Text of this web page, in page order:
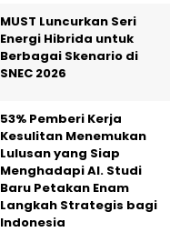
MUST Luncurkan Seri
Energi Hibrida untuk
Berbagai Skenario di
SNEC 2026
53% Pemberi Kerja
Kesulitan Menemukan
Lulusan yang Siap
Menghadapi AI. Studi
Baru Petakan Enam
Langkah Strategis bagi
Indonesia